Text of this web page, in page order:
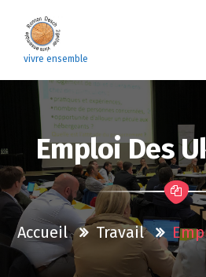
contenu
vivre ensemble
Emploi Des
Accueil Travail